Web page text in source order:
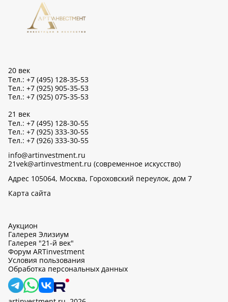
20 век
Тел.: +7 (495) 128-35-53
Тел.: +7 (925) 905-35-53
Тел.: +7 (925) 075-35-53
21 век
Тел.: +7 (495) 128-30-55
Тел.: +7 (925) 333-30-55
Тел.: +7 (926) 333-30-55
info@artinvestment.ru
21vek@artinvestment.ru (современное искусство)
Адрес 105064, Москва, Гороховский переулок, дом 7
Карта сайта
Аукцион
Галерея Элизиум
Галерея "21-й век"
Форум ARTinvestment
Условия пользования
Обработка персональных данных